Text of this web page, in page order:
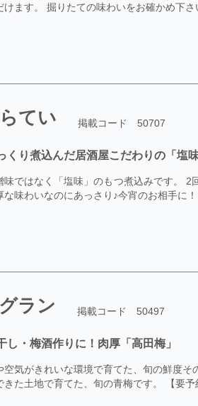
けます。 掘りたての味わいをお確かめ下
てい 掲載コード 50707
くり煮込んだ居酒屋こだわりの「塩
味ではなく「塩味」のもつ煮込みです。 2
な味わいなのにあっさり♪今宵のお相手に
ラン 掲載コード 50497
し・梅酒作りに！肉厚「高田梅」
空気がきれいな環境で育てた、旬の鮮度
きた土地で育てた、旬の青梅です。 【要